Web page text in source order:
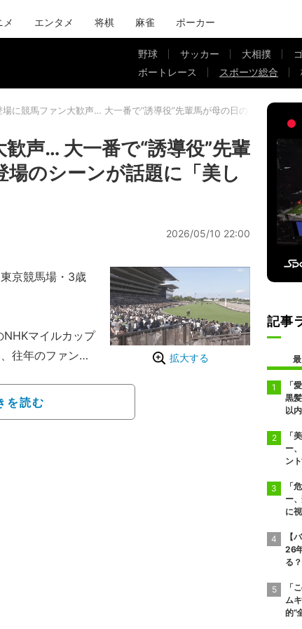
メ エンタメ 将棋 麻雀 ポーカー
野球 サッカー 大相撲
ボートレース
スポーツ総合
に競馬ファン大歓声… 大一番で“誘導役”先輩馬が母の日のあしらいで
声… 大一番で“誘導役”先輩
のシーンが話題に「美し
2026/05/10 22:00
拡大する
京競馬場・3歳
トル）
マイルカップ
往年のファンも
場で開催。1番
と4番人気のアス
を読む
記事
「
黒
以
「
ー
ン
「
ー
に
【
26
る
「
ム
的“